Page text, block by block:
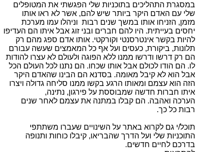
במסגרת התהליכים בתוכניות שלי הפגשתי את המטופלים
שלי עם האדם היקר ביותר שיש להם, אשר לא ראו אותו
מזמן, הזניחו אותו במשך שנים רבות וניהלו עמו מערכת
יחסים בעייתית. היו להם חברים ובני זוג אבל איתו הם העדיפו
להיות בקשר אינטרסנטי וקורקטי. אותו אדם ספג מהם רק
תלונות, ביקורת, כעסים ועל אף כל המאמצים שעשה עבורם
הם רק דרשו ודרשו ממנו ללא הפוגה ולעולם לא עצרו להודות
לו. הם הודו לכולם אבל אותו שכחו. הם נתנו לכל העולם הכל
אבל הוא לא קיבל מאומה. בסדנא הם הבינו שהאדם היקר
הזה הוא עצמם ומאותו הרגע בקשו ממנו סליחה גדולה ויצרו
איתו חברות חדשה שמבוססת על פירגון, נתינה,
הערכה ואהבה. הם קבלו במתנה את עצמם לאחר שנים
רבות כל כך.
תוכל/י גם לקרוא באתר על השינויים שעברו משתתפי
התוכניות שלי ועל הדרך שהבריאו, קיבלו כוחות ותנופה
בדרכם לחיים חדשים.